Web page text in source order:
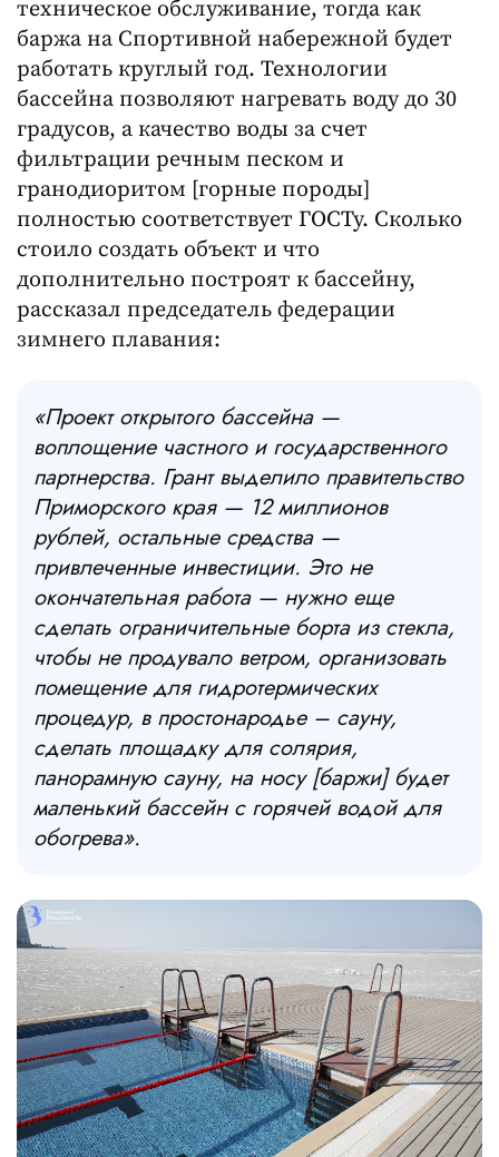
техническое обслуживание, тогда как
баржа на Спортивной набережной будет
работать круглый год. Технологии
бассейна позволяют нагревать воду до 30
градусов, а качество воды за счет
фильтрации речным песком и
гранодиоритом [горные породы]
полностью соответствует ГОСТу. Сколько
стоило создать объект и что
дополнительно построят к бассейну,
рассказал председатель федерации
зимнего плавания:
«Проект открытого бассейна —
воплощение частного и государственного
партнерства. Грант выделило правительство
Приморского края — 12 миллионов
рублей, остальные средства —
привлеченные инвестиции. Это не
окончательная работа — нужно еще
сделать ограничительные борта из стекла,
чтобы не продувало ветром, организовать
помещение для гидротермических
процедур, в простонародье – сауну,
сделать площадку для солярия,
панорамную сауну, на носу [баржи] будет
маленький бассейн с горячей водой для
обогрева».